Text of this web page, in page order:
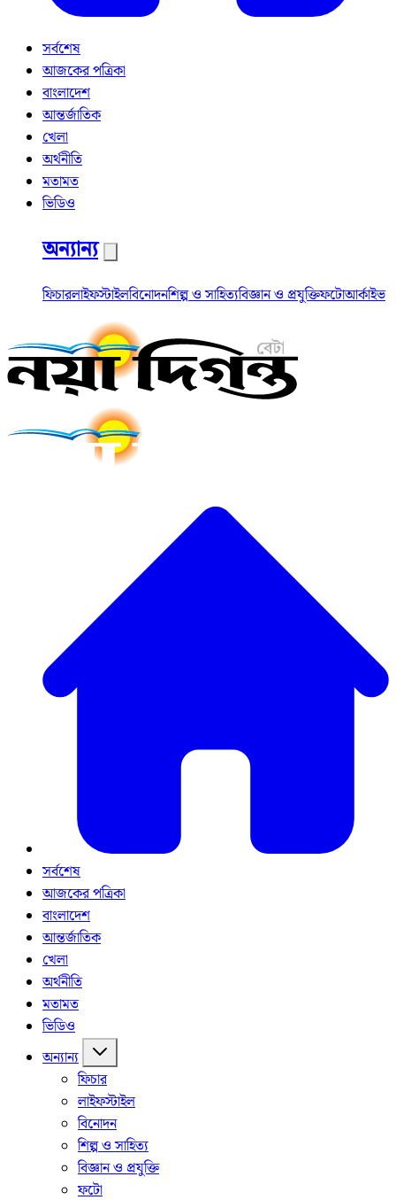
সর্বশেষ
আজকের পত্রিকা
বাংলাদেশ
আন্তর্জাতিক
খেলা
অর্থনীতি
মতামত
ভিডিও
অন্যান্য
ফিচারলাইফস্টাইলবিনোদনশিল্প ও সাহিত্যবিজ্ঞান ও প্রযুক্তিফটোআর্কাইভ
সর্বশেষ
আজকের পত্রিকা
বাংলাদেশ
আন্তর্জাতিক
খেলা
অর্থনীতি
মতামত
ভিডিও
অন্যান্য
ফিচার
লাইফস্টাইল
বিনোদন
শিল্প ও সাহিত্য
বিজ্ঞান ও প্রযুক্তি
ফটো